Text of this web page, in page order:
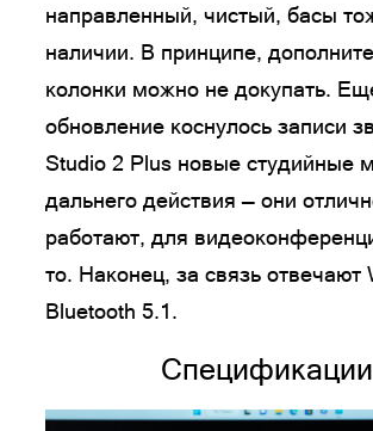
направленный, чистый, басы
наличии. В принципе,
колонки можно не докупать.
обновление коснулось записи
Studio 2 Plus новые студийные
дальнего действия — они
работают, для
то. Наконец, за связь отвечают
Bluetooth 5.1.
Спецификации